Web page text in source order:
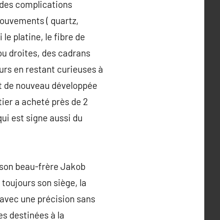
complications
( quartz,
le platine, le fibre de
droites, des cadrans
en restant curieuses à
nouveau développée
a acheté près de 2
est signe aussi du
beau-frère Jakob
son siège, la
une précision sans
destinées à la